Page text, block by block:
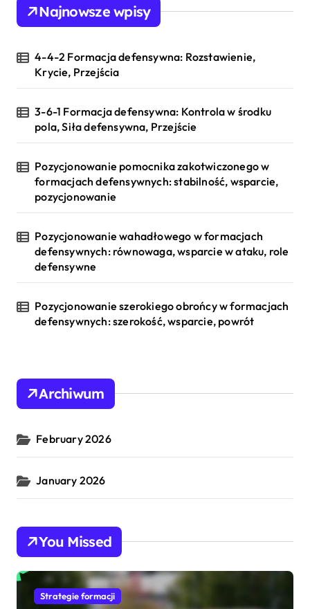
Najnowsze wpisy
4-4-2 Formacja defensywna: Rozstawienie,
Krycie, Przejścia
3-6-1 Formacja defensywna: Kontrola w środku
pola, Siła defensywna, Przejście
Pozycjonowanie pomocnika zakotwiczonego w
formacjach defensywnych: stabilność, wsparcie,
pozycjonowanie
Pozycjonowanie wahadłowego w formacjach
defensywnych: równowaga, wsparcie w ataku, role
defensywne
Pozycjonowanie szerokiego obrońcy w formacjach
defensywnych: szerokość, wsparcie, powrót
Archiwum
February 2026
January 2026
You Missed
Strategie formacji